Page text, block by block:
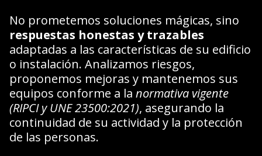
No prometemos soluciones mágicas, sino
respuestas honestas y trazables
adaptadas a las características de su edificio
o instalación. Analizamos riesgos,
proponemos mejoras y mantenemos sus
equipos conforme a la normativa vigente
(RIPCI y UNE 23500:2021), asegurando la
continuidad de su actividad y la protección
de las personas.